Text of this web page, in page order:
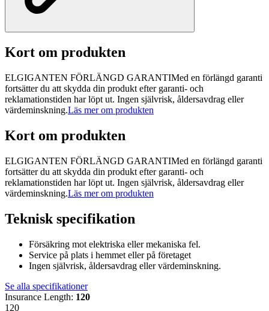
Kort om produkten
ELGIGANTEN FÖRLÄNGD GARANTIMed en förlängd garanti
fortsätter du att skydda din produkt efter garanti- och
reklamationstiden har löpt ut. Ingen självrisk, åldersavdrag eller
värdeminskning.Läs mer om produkten
Kort om produkten
ELGIGANTEN FÖRLÄNGD GARANTIMed en förlängd garanti
fortsätter du att skydda din produkt efter garanti- och
reklamationstiden har löpt ut. Ingen självrisk, åldersavdrag eller
värdeminskning.Läs mer om produkten
Teknisk specifikation
Försäkring mot elektriska eller mekaniska fel.
Service på plats i hemmet eller på företaget
Ingen självrisk, åldersavdrag eller värdeminskning.
Se alla specifikationer
Insurance Length: 120
120